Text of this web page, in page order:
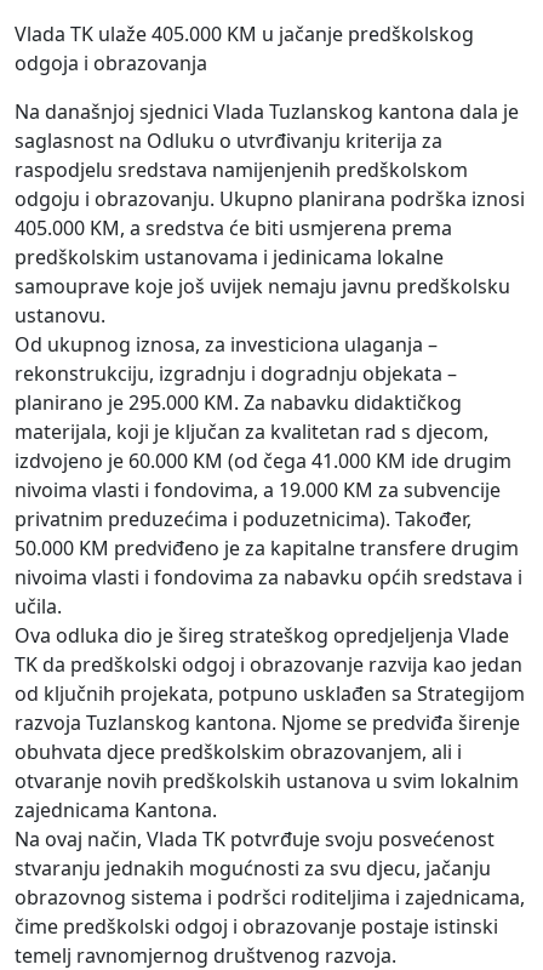
Vlada TK ulaže 405.000 KM u jačanje predškolskog
odgoja i obrazovanja
Na današnjoj sjednici Vlada Tuzlanskog kantona dala je
saglasnost na Odluku o utvrđivanju kriterija za
raspodjelu sredstava namijenjenih predškolskom
odgoju i obrazovanju. Ukupno planirana podrška iznosi
405.000 KM, a sredstva će biti usmjerena prema
predškolskim ustanovama i jedinicama lokalne
samouprave koje još uvijek nemaju javnu predškolsku
ustanovu.
Od ukupnog iznosa, za investiciona ulaganja –
rekonstrukciju, izgradnju i dogradnju objekata –
planirano je 295.000 KM. Za nabavku didaktičkog
materijala, koji je ključan za kvalitetan rad s djecom,
izdvojeno je 60.000 KM (od čega 41.000 KM ide drugim
nivoima vlasti i fondovima, a 19.000 KM za subvencije
privatnim preduzećima i poduzetnicima). Također,
50.000 KM predviđeno je za kapitalne transfere drugim
nivoima vlasti i fondovima za nabavku općih sredstava i
učila.
Ova odluka dio je šireg strateškog opredjeljenja Vlade
TK da predškolski odgoj i obrazovanje razvija kao jedan
od ključnih projekata, potpuno usklađen sa Strategijom
razvoja Tuzlanskog kantona. Njome se predviđa širenje
obuhvata djece predškolskim obrazovanjem, ali i
otvaranje novih predškolskih ustanova u svim lokalnim
zajednicama Kantona.
Na ovaj način, Vlada TK potvrđuje svoju posvećenost
stvaranju jednakih mogućnosti za svu djecu, jačanju
obrazovnog sistema i podršci roditeljima i zajednicama,
čime predškolski odgoj i obrazovanje postaje istinski
temelj ravnomjernog društvenog razvoja.